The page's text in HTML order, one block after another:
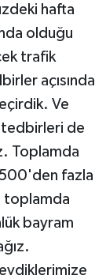
hafta
olduğu
trafik
açısında
Ve
tedbirleri de
Toplamda
fazla
toplamda
bayram